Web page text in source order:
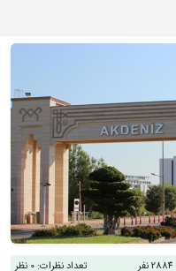
2884 نفر تعداد نظرات: 0 نظر